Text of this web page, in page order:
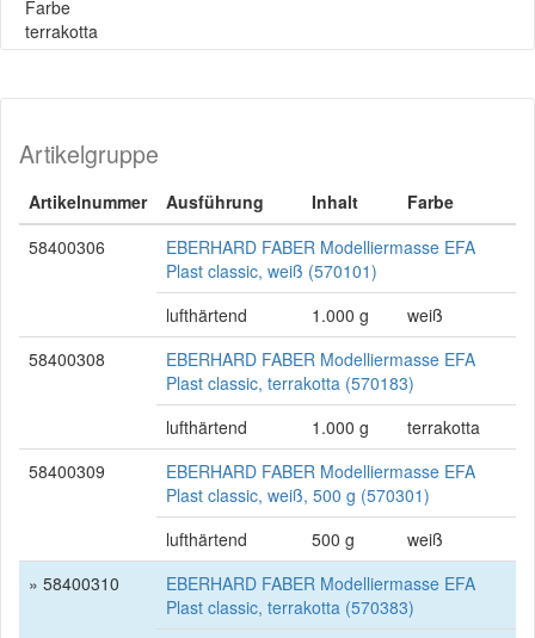
Farbe
terrakotta
Artikelgruppe
Artikelnummer Ausführung Inhalt
Farbe
58400306
EBERHARD FABER Modelliermasse EFA
Plast classic, weiß (570101)
lufthärtend
1.000 g
weiß
58400308
EBERHARD FABER Modelliermasse EFA
Plast classic, terrakotta (570183)
lufthärtend
1.000 g
terrakotta
58400309
EBERHARD FABER Modelliermasse EFA
Plast classic, weiß, 500 g (570301)
lufthärtend
500 g
weiß
» 58400310
EBERHARD FABER Modelliermasse EFA
Plast classic, terrakotta (570383)